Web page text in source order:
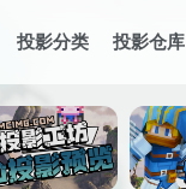
投影分类 投影仓库